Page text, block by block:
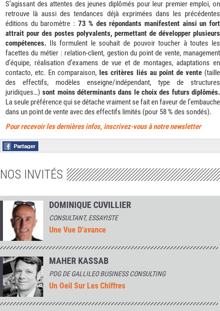
S’agissant des attentes des jeunes diplômés pour leur premier emploi, on
retrouve là aussi des tendances déjà exprimées dans les précédentes
éditions du baromètre : 73 % des répondants manifestent ainsi un fort
attrait pour des postes polyvalents, permettant de développer plusieurs
compétences. Ils formulent le souhait de pouvoir toucher à toutes les
facettes du métier : relation-client, gestion du point de vente, management
d’équipe, réalisation d’examens de vue et de montages, adaptations en
contacto, etc. En comparaison,les critères liés au point de vente(taille
des effectifs, modèles enseigne/indépendant, type de structures
juridiques…)sont moins déterminants dans le choix des futurs diplômés.
La seule préférence qui se détache vraiment se fait en faveur de l’embauche
dans un point de vente avec des effectifs limités (pour 58 % des sondés).
Pour recevoir les dernières infos, inscrivez-vous à notre newsletter
NOS INVITÉS
DOMINIQUE CUVILLIER
CONSULTANT, ESSAYISTE
Une Vue D'avance
MAHER KASSAB
PDG DE GALLILEO BUSINESS CONSULTING
Un Oeil Sur Les Chiffres